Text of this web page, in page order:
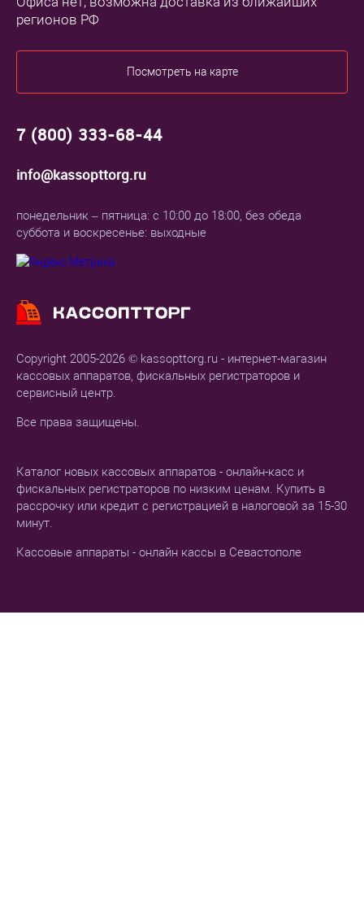
Copyright 2005-2026 © kassopttorg.ru - интернет-магазин
кассовых аппаратов, фискальных регистраторов и
сервисный центр.
Все права защищены.
Каталог новых кассовых аппаратов - онлайн-касс и
фискальных регистраторов по низким ценам. Купить в
рассрочку или кредит с регистрацией в налоговой за 15-30
минут.
Кассовые аппараты - онлайн кассы в Севастополе
регионов РФ
Посмотреть на карте
7 (800) 333-68-44
info@kassopttorg.ru
понедельник – пятница: с 10:00 до 18:00, без обеда
суббота и воскресенье: выходные